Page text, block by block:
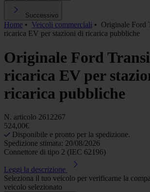
Successivo
Home • Veicoli commerciali • Originale Ford
ricarica EV per stazioni di ricarica pubbliche
Originale Ford
ricarica EV per
ricarica pubbliche
N. articolo 2612267
524,00€
Disponibile e pronto per la spedizione.
Spedizione stimata: 20/08/2026
Connettore di tipo 2 (IEC 62196)
Leggi la descrizione
Seleziona il tuo veicolo per verificarne la
veicolo selezionato